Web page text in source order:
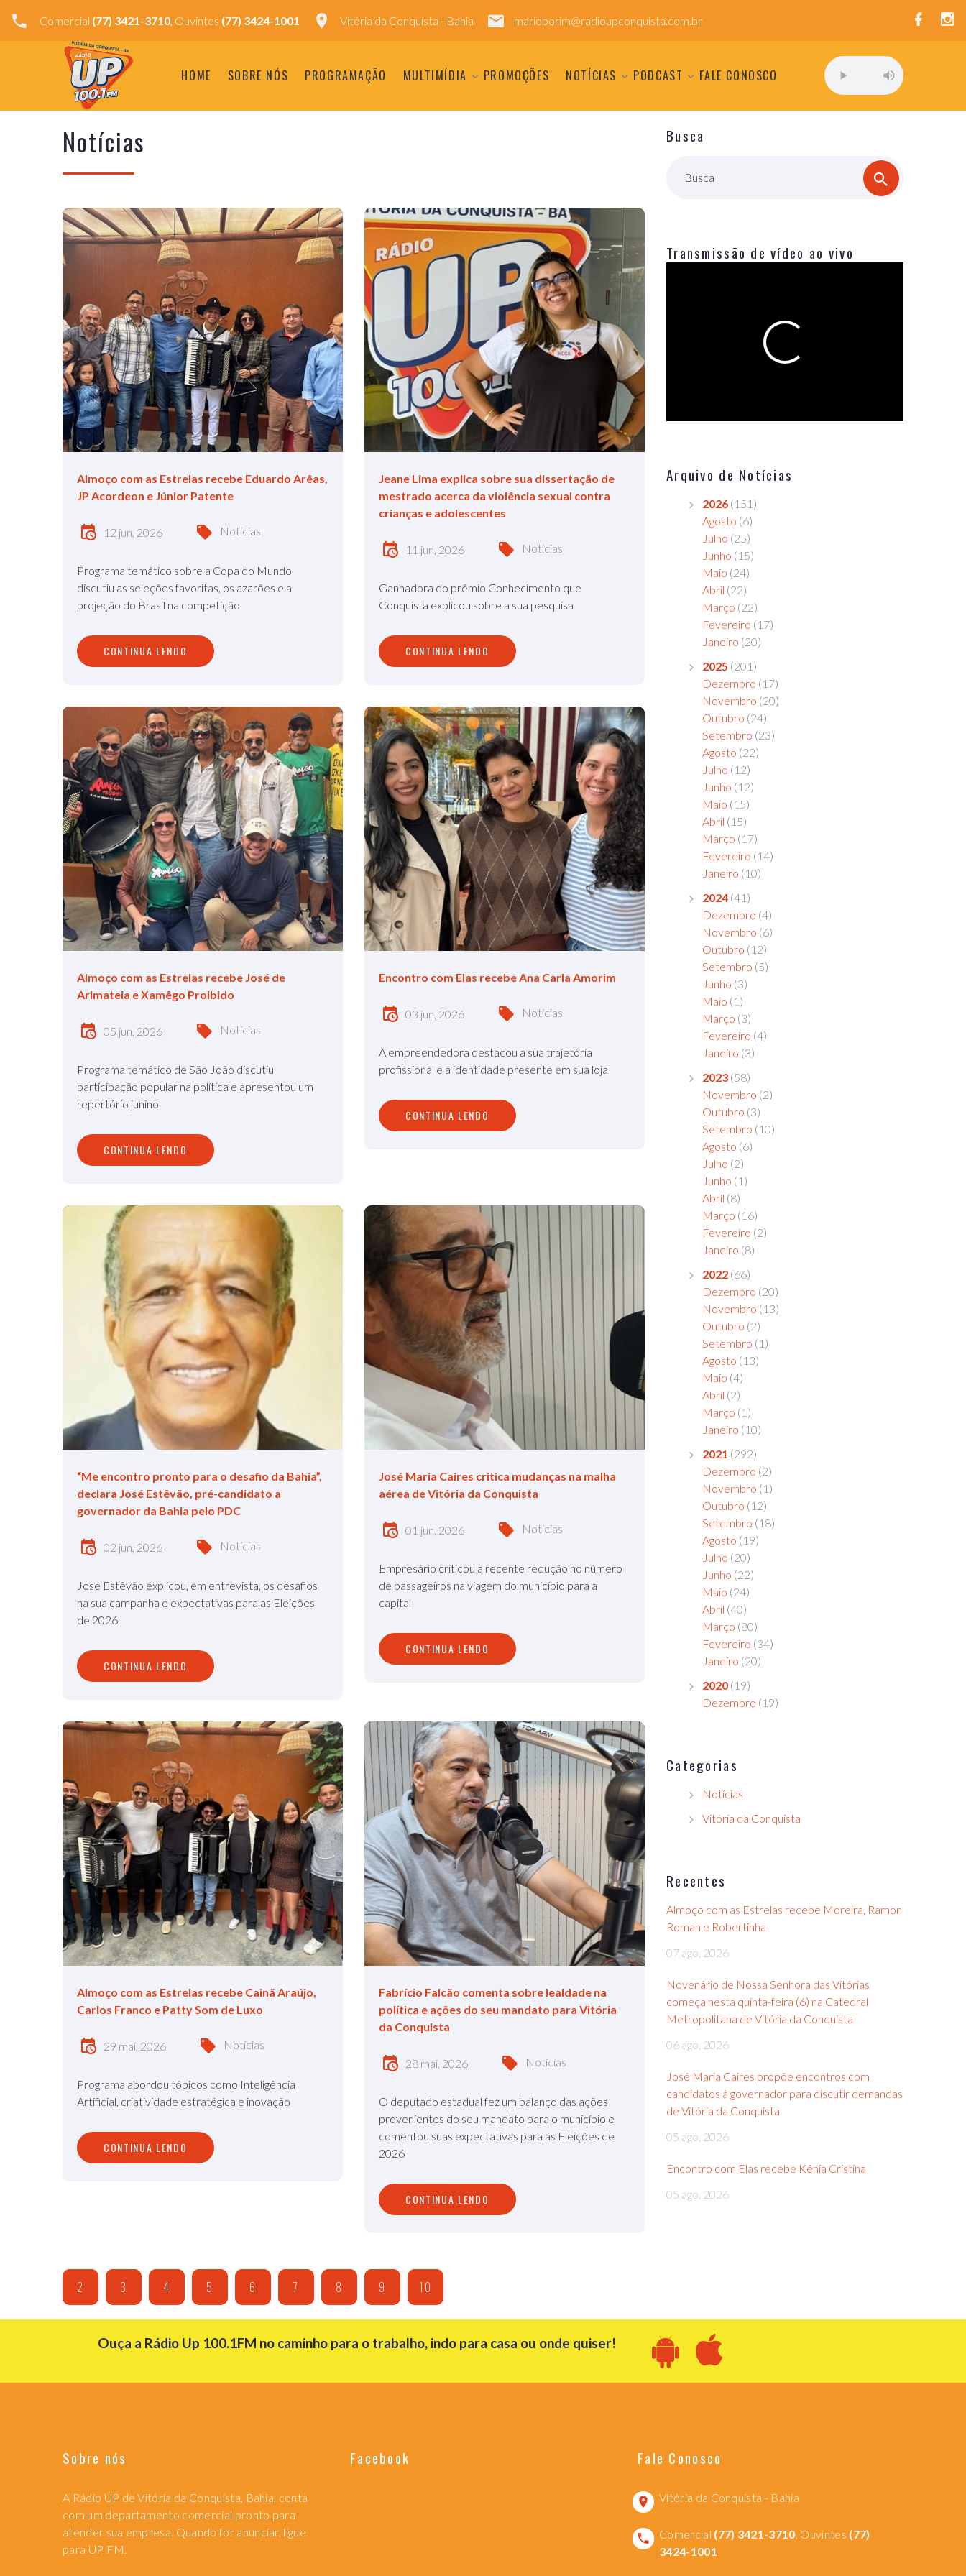
Comercial (77) 3421-3710, Ouvintes (77) 3424-1001 Vitória da Conquista - Bahia marioborim@radioupconquista.com.br
HOME SOBRE NÓS PROGRAMAÇÃO MULTIMÍDIA PROMOÇÕES NOTÍCIAS PODCAST FALE CONOSCO
Notícias
Almoço com as Estrelas recebe Eduardo Arêas,
JP Acordeon e Júnior Patente
12 jun, 2026 Notícias
Programa temático sobre a Copa do Mundo
discutiu as seleções favoritas, os azarões e a
projeção do Brasil na competição
CONTINUA LENDO
Jeane Lima explica sobre sua dissertação de
mestrado acerca da violência sexual contra
crianças e adolescentes
11 jun, 2026 Notícias
Ganhadora do prêmio Conhecimento que
Conquista explicou sobre a sua pesquisa
CONTINUA LENDO
Almoço com as Estrelas recebe José de
Arimateia e Xamêgo Proibido
05 jun, 2026 Notícias
Programa temático de São João discutiu
participação popular na política e apresentou um
repertório junino
CONTINUA LENDO
Encontro com Elas recebe Ana Carla Amorim
03 jun, 2026 Notícias
A empreendedora destacou a sua trajetória
profissional e a identidade presente em sua loja
CONTINUA LENDO
“Me encontro pronto para o desafio da Bahia”,
declara José Estêvão, pré-candidato a
governador da Bahia pelo PDC
02 jun, 2026 Notícias
José Estêvão explicou, em entrevista, os desafios
na sua campanha e expectativas para as Eleições
de 2026
CONTINUA LENDO
José Maria Caires critica mudanças na malha
aérea de Vitória da Conquista
01 jun, 2026 Notícias
Empresário criticou a recente redução no número
de passageiros na viagem do município para a
capital
CONTINUA LENDO
Almoço com as Estrelas recebe Cainã Araújo,
Carlos Franco e Patty Som de Luxo
29 mai, 2026 Notícias
Programa abordou tópicos como Inteligência
Artificial, criatividade estratégica e inovação
CONTINUA LENDO
Fabrício Falcão comenta sobre lealdade na
política e ações do seu mandato para Vitória
da Conquista
28 mai, 2026 Notícias
O deputado estadual fez um balanço das ações
provenientes do seu mandato para o município e
comentou suas expectativas para as Eleições de
2026
CONTINUA LENDO
2 3 4 5 6 7 8 9 10
Busca
Busca
Transmissão de vídeo ao vivo
Arquivo de Notícias
2026 (151)
Agosto (6)
Julho (25)
Junho (15)
Maio (24)
Abril (22)
Março (22)
Fevereiro (17)
Janeiro (20)
2025 (201)
Dezembro (17)
Novembro (20)
Outubro (24)
Setembro (23)
Agosto (22)
Julho (12)
Junho (12)
Maio (15)
Abril (15)
Março (17)
Fevereiro (14)
Janeiro (10)
2024 (41)
Dezembro (4)
Novembro (6)
Outubro (12)
Setembro (5)
Junho (3)
Maio (1)
Março (3)
Fevereiro (4)
Janeiro (3)
2023 (58)
Novembro (2)
Outubro (3)
Setembro (10)
Agosto (6)
Julho (2)
Junho (1)
Abril (8)
Março (16)
Fevereiro (2)
Janeiro (8)
2022 (66)
Dezembro (20)
Novembro (13)
Outubro (2)
Setembro (1)
Agosto (13)
Maio (4)
Abril (2)
Março (1)
Janeiro (10)
2021 (292)
Dezembro (2)
Novembro (1)
Outubro (12)
Setembro (18)
Agosto (19)
Julho (20)
Junho (22)
Maio (24)
Abril (40)
Março (80)
Fevereiro (34)
Janeiro (20)
2020 (19)
Dezembro (19)
Categorias
Notícias
Vitória da Conquista
Recentes
Almoço com as Estrelas recebe Moreira, Ramon
Roman e Robertinha
07 ago, 2026
Novenário de Nossa Senhora das Vitórias
começa nesta quinta-feira (6) na Catedral
Metropolitana de Vitória da Conquista
06 ago, 2026
José Maria Caires propõe encontros com
candidatos à governador para discutir demandas
de Vitória da Conquista
05 ago, 2026
Encontro com Elas recebe Kênia Cristina
05 ago, 2026
Ouça a Rádio Up 100.1FM no caminho para o trabalho, indo para casa ou onde quiser!
Sobre nós
A Rádio UP de Vitória da Conquista, Bahia, conta
com um departamento comercial pronto para
atender sua empresa. Quando for anunciar, ligue
para UP FM.
Facebook Fale Conosco
Vitória da Conquista - Bahia
Comercial (77) 3421-3710, Ouvintes (77)
3424-1001